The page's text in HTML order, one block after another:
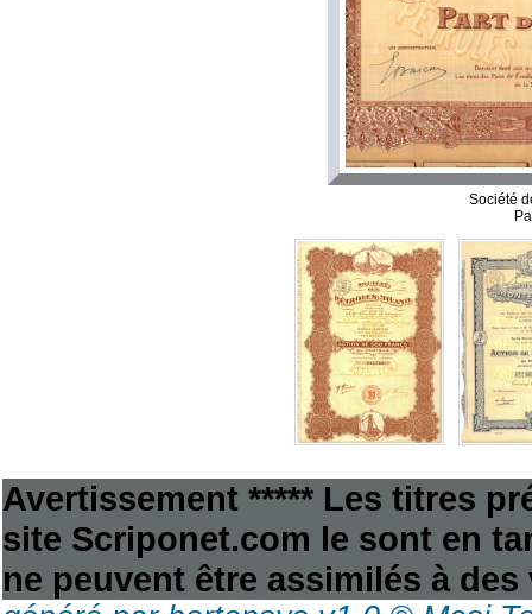
Société
Avertissement ***** Les titres
site Scriponet.com le sont en
ne peuvent être assimilés à